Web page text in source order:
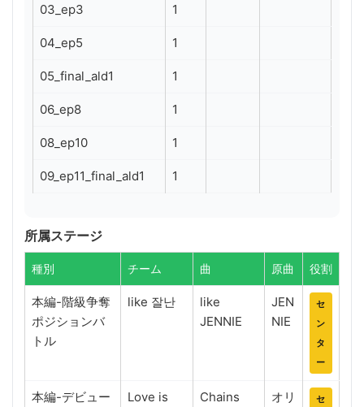
03_ep3 1
04_ep5 1
05_final_ald1 1
06_ep8 1
08_ep10 1
09_ep11_final_ald1 1
所属ステージ
種別 チーム 曲 原曲 役割
本編-階級争奪
ポジションバ
トル
like 잘난
like
JENNIE
JEN
NIE
セ
ン
タ
ー
本編-デビュー
Love is Chains
オリ
セ